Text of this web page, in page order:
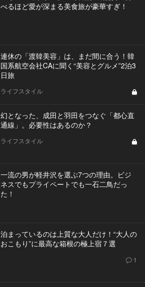
べるほど愛が深まる美食旅が豪華すぎ！
連休の「渡韓美容」は、まだ間に合う！韓
国系航空会社CAに聞く“美容とグルメ”2泊3
日旅
ライフスタイル
幻となった、成田と羽田をつなぐ「都心直
通線」。必要性はあるのか？
ライフスタイル
一流の男が軽井沢を選ぶ7つの理由。ビジ
ネスでもプライペートでも一石二鳥だっ
た！
泊まっているのは上質な大人だけ！“大人の
おこもり”に最高な箱根の極上宿７選
1